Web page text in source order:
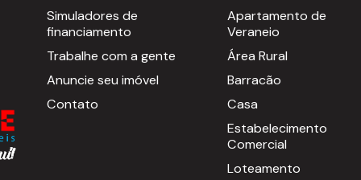
Simuladores de
financiamento
Trabalhe com a gente
Anuncie seu imóvel
Contato
Apartamento de
Veraneio
Área Rural
Barracão
Casa
Estabelecimento
Comercial
Loteamento